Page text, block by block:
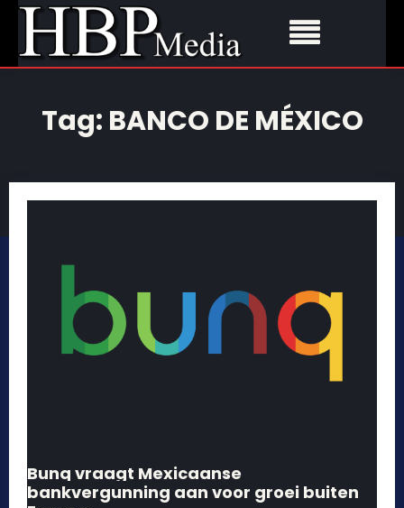
Tag: BANCO DE MÉXICO
Bunq vraagt Mexicaanse
bankvergunning aan voor groei buiten